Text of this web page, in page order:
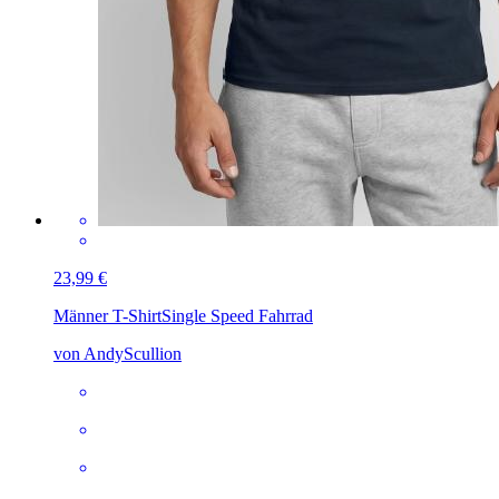
23,99 €
Männer T-ShirtSingle Speed Fahrrad
von AndyScullion